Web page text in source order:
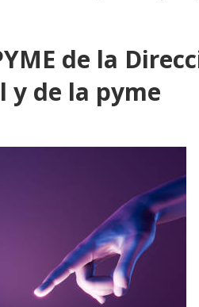
de la
y de la pyme